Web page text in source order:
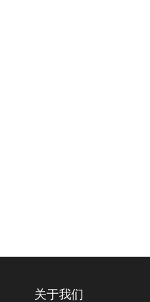
关于我们